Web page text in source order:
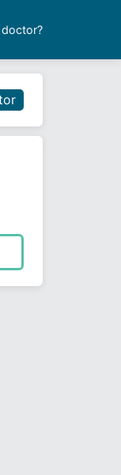
doctor?